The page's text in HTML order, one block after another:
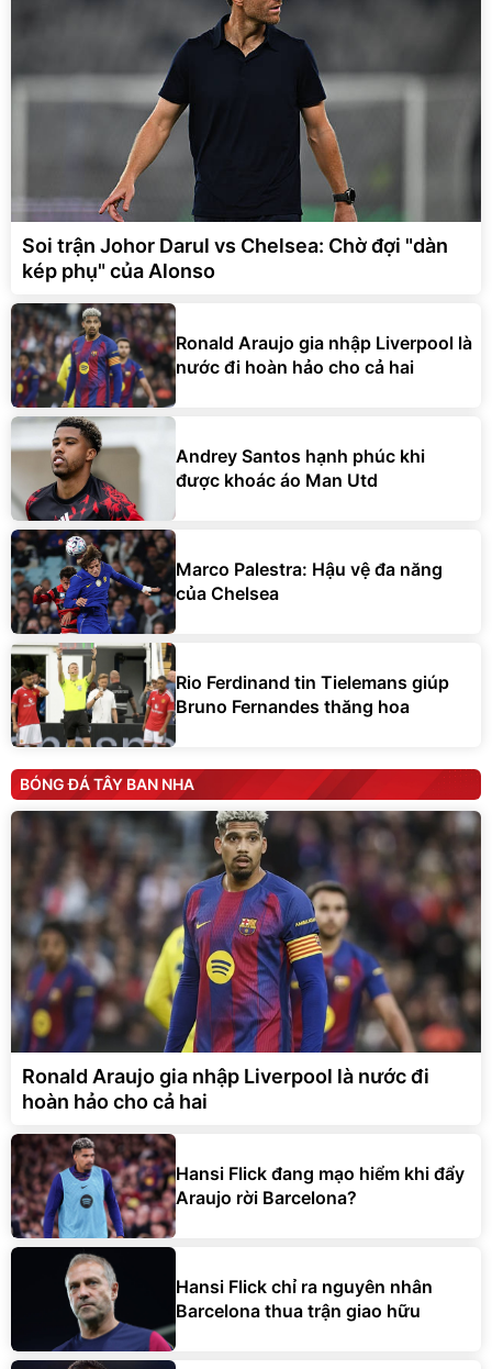
Soi trận Johor Darul vs Chelsea: Chờ đợi "dàn
kép phụ" của Alonso
Ronald Araujo gia nhập Liverpool là
nước đi hoàn hảo cho cả hai
Andrey Santos hạnh phúc khi
được khoác áo Man Utd
Marco Palestra: Hậu vệ đa năng
của Chelsea
Rio Ferdinand tin Tielemans giúp
Bruno Fernandes thăng hoa
BÓNG ĐÁ TÂY BAN NHA
Ronald Araujo gia nhập Liverpool là nước đi
hoàn hảo cho cả hai
Hansi Flick đang mạo hiểm khi đẩy
Araujo rời Barcelona?
Hansi Flick chỉ ra nguyên nhân
Barcelona thua trận giao hữu